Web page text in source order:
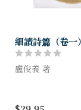
細讀詩篇（卷一）
盧俊義 著